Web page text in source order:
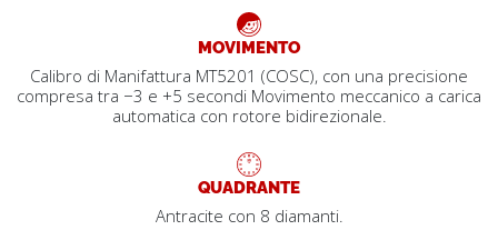
MOVIMENTO
Calibro di Manifattura MT5201 (COSC), con una precisione
compresa tra −3 e +5 secondi Movimento meccanico a carica
automatica con rotore bidirezionale.
QUADRANTE
Antracite con 8 diamanti.